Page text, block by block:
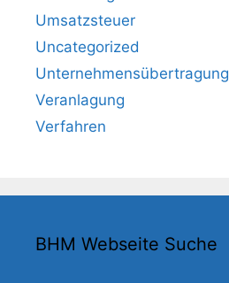
Umsatzsteuer
Uncategorized
Unternehmensübertragung
Veranlagung
Verfahren
BHM Webseite Suche